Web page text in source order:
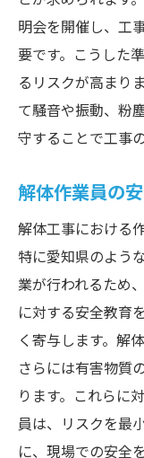
県での重要
安全管理
作業計画
現場での
愛知県の
愛知県内で
ブル回避法
契約前の
契約書の
愛知県で
レビュー
明会を開催し、工
要です。こうした
るリスクが高まり
て騒音や振動、粉
守することで工事
解体作業員の
解体工事における
特に愛知県のよう
業が行われるため
に対する安全教育
く寄与します。解
さらには有害物質
ります。これらに
員は、リスクを最
に、現場での安全